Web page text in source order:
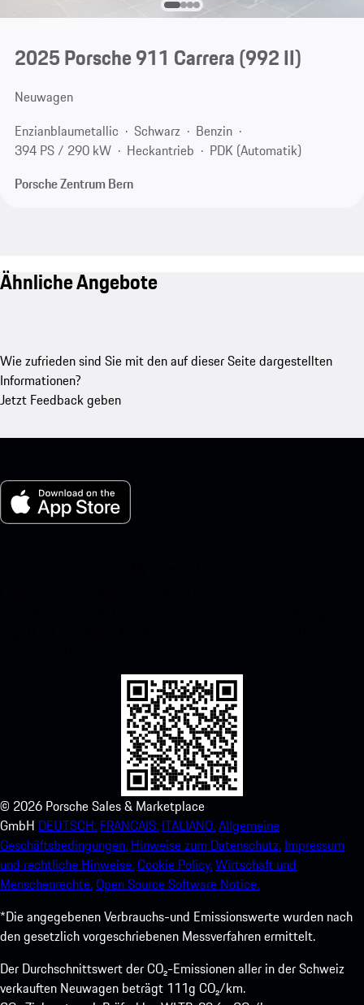
2025 Porsche 911 Carrera(992 II)
Neuwagen
Enzianblaumetallic
Schwarz
Benzin
394 PS / 290 kW
Heckantrieb
PDK (Automatik)
Porsche Zentrum Bern
Ähnliche Angebote
Wie zufrieden sind Sie mit den auf dieser Seite dargestellten
Informationen?
Jetzt Feedback geben
© 2026 Porsche Sales & Marketplace
GmbH DEUTSCH. FRANCAIS. ITALIANO.Allgemeine
Geschäftsbedingungen. Hinweise zum Datenschutz. Impressum
und rechtliche Hinweise.Cookie Policy.Wirtschaft und
Menschenrechte.Open Source Software Notice.
*Die angegebenen Verbrauchs-und Emissionswerte wurden nach
den gesetzlich vorgeschriebenen Messverfahren ermittelt.
Der Durchschnittswert der CO₂-Emissionen aller in der Schweiz
verkauften Neuwagen beträgt 111g CO₂/km.